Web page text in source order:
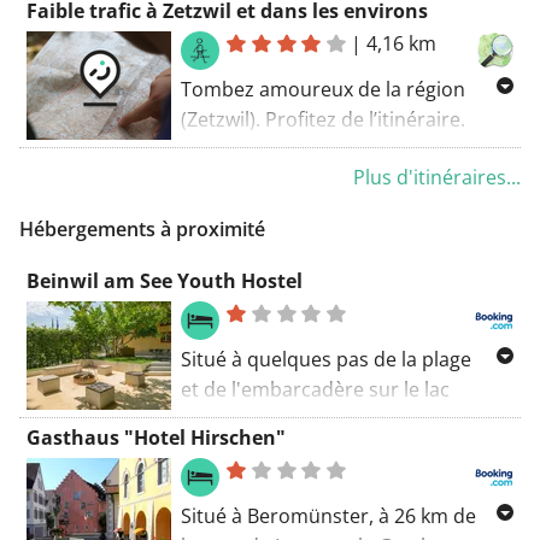
tranquillité des chemins de terre le
long de cet itinéraire. L’itinéraire
pédestre commence au parking. Un
bel itinéraire! Mon score : 9 (sur 10).
Faible trafic à Zetzwil et dans les environs
|4,16 km
Tombez amoureux de la région
(Zetzwil). Profitez de l’itinéraire.
Vous ne mourrez pas d’ennui sur
cette route. L’itinéraire pédestre
l’ensemble, c’est un excellent
itinéraire.
Plus d'itinéraires...
Hébergements à proximité
Beinwil am See Youth Hostel
Situé à quelques pas de la plage
et de l'embarcadère sur le lac
d'Hallwil, l'établissement Youth
Hostel Beinwil am See occupe un
charmant bâtiment historique. Un
petit-déjeuner buffet est servi
Gasthaus "Hotel Hirschen"
Situé à Beromünster, à 26 km de